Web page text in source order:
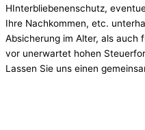
HInterbliebenenschutz,
Ihre Nachkommen, etc.
Absicherung im Alter, als auch
vor unerwartet hohen
Lassen Sie uns einen